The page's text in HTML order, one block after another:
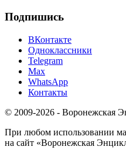
Подпишись
ВКонтакте
Одноклассники
Telegram
Max
WhatsApp
Контакты
© 2009-2026 - Воронежская
При любом использовании
на сайт «Воронежская